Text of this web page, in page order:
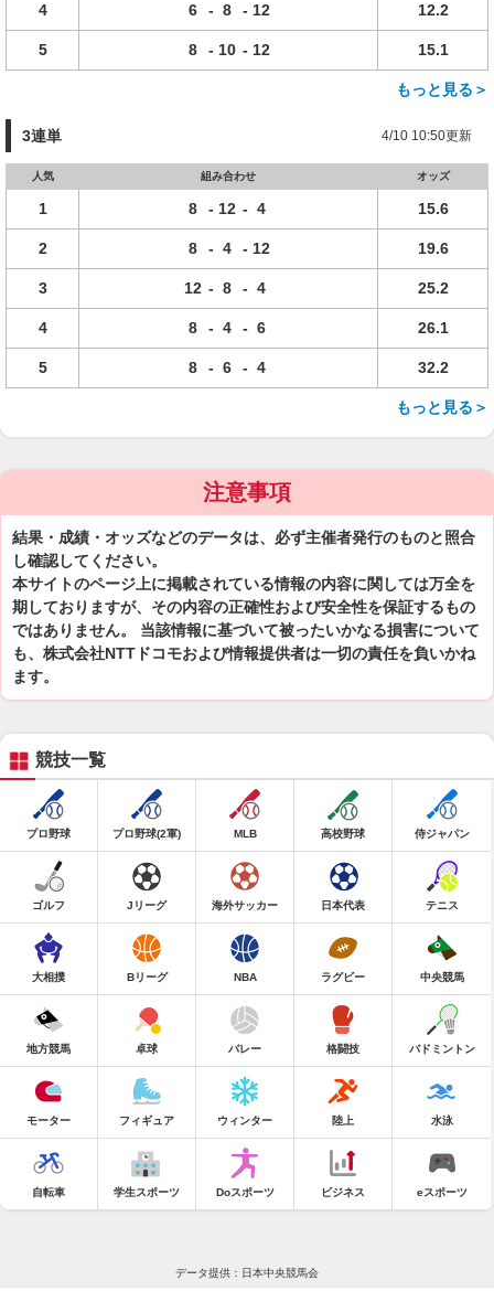
4 6 - 8 - 12 12.2
5 8 - 10 - 12 15.1
もっと見る＞
3連単 4/10 10:50更新
人気 組み合わせ オッズ
1 8 - 12 - 4 15.6
2 8 - 4 - 12 19.6
3 12 - 8 - 4 25.2
4 8 - 4 - 6 26.1
5 8 - 6 - 4 32.2
もっと見る＞
注意事項
結果・成績・オッズなどのデータは、必ず主催者発行のものと照合
し確認してください。
本サイトのページ上に掲載されている情報の内容に関しては万全を
期しておりますが、その内容の正確性および安全性を保証するもの
ではありません。 当該情報に基づいて被ったいかなる損害について
も、株式会社NTTドコモおよび情報提供者は一切の責任を負いかね
ます。
競技一覧
プロ野球 プロ野球(2軍) MLB 高校野球 侍ジャパン
ゴルフ Jリーグ 海外サッカー 日本代表 テニス
大相撲 Bリーグ NBA ラグビー 中央競馬
地方競馬 卓球 バレー 格闘技 バドミントン
モーター フィギュア ウィンター 陸上 水泳
自転車 学生スポーツ Doスポーツ ビジネス eスポーツ
データ提供：日本中央競馬会